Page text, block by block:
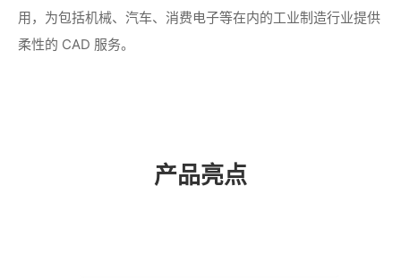
用，为包括机械、汽车、消费电子等在内的工业制造行业提供
柔性的 CAD 服务。
产品亮点